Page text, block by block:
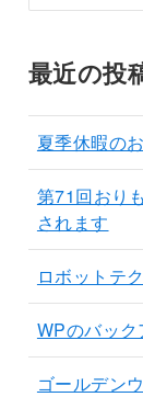
最近の投
夏季休暇の
第71回お
されます
ロボットテ
WPのバッ
ゴールデン